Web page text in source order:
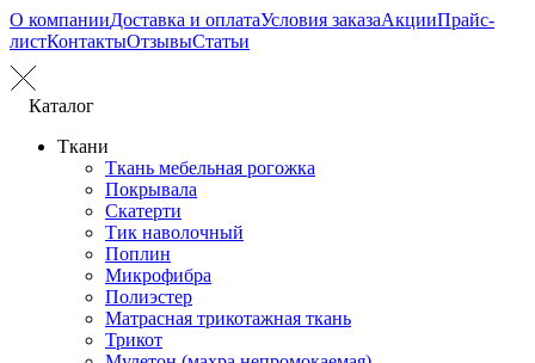
О компанииДоставка и оплатаУсловия заказаАкцииПрайс-
листКонтактыОтзывыСтатьи
Каталог
Ткани
Ткань мебельная рогожка
Покрывала
Скатерти
Тик наволочный
Поплин
Микрофибра
Полиэстер
Матрасная трикотажная ткань
Трикот